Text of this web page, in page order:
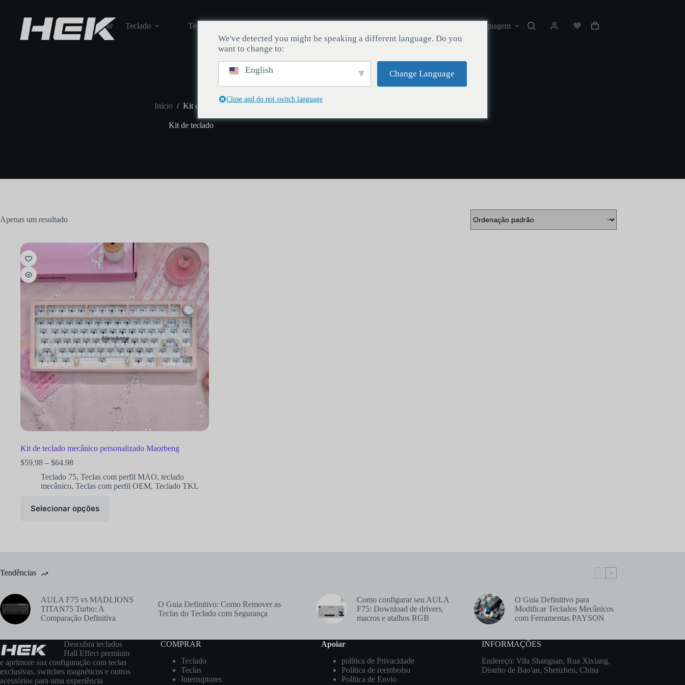
Lar Teclado Teclas Linguagem
Início / Kit de teclado
Kit de teclado
Apenas um resultado
Kit de teclado mecânico personalizado Maorbeng
$59.98 – $64.98
Teclado 75, Teclas com perfil MAO, teclado
mecânico, Teclas com perfil OEM, Teclado TKL
Selecionar opções
Tendências
AULA F75 vs MADLIONS
TITAN75 Turbo: A
Comparação Definitiva
O Guia Definitivo: Como Remover as
Teclas do Teclado com Segurança
Como configurar seu AULA
F75: Download de drivers,
macros e atalhos RGB
O Guia Definitivo para
Modificar Teclados Mecânicos
com Ferramentas PAYSON
Descubra teclados
Hall Effect premium
e aprimore sua configuração com teclas
exclusivas, switches magnéticos e outros
acessórios para uma experiência
COMPRAR
Teclado
Teclas
Interruptores
Apoiar
política de Privacidade
Política de reembolso
Política de Envio
INFORMAÇÕES
Endereço: Vila Shangsan, Rua Xixiang,
Distrito de Bao'an, Shenzhen, China
We've detected you might be speaking a different language. Do you
want to change to:
English Change Language
Close and do not switch language